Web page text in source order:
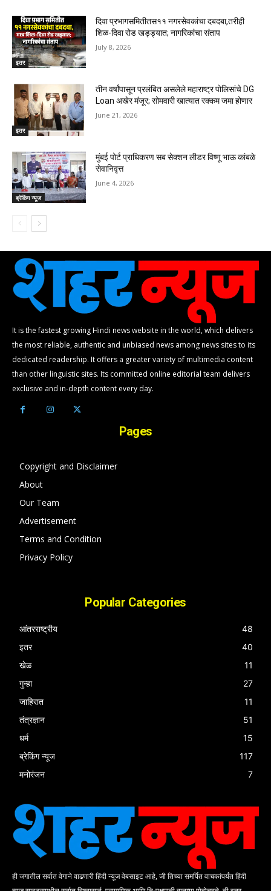
इतर
दिवा प्रभागसमितीतस११ नगरसेवकांचा दबदबा,तरीही
शिळ-दिवा रोड खड्ड्यात; नागरिकांचा संताप
July 8, 2026
इतर
तीन वर्षांपासून प्रलंबित असलेले महाराष्ट्र पोलिसांचे DG
Loan अखेर मंजूर; सोमवारी खात्यात रक्कम जमा होणार
June 21, 2026
ब्रेकिंग न्यूज
मुंबई पोर्ट प्राधिकरण सब सेक्शन लीडर विष्णू भाऊ कांबळे
सेवानिवृत्त
June 4, 2026
It is the fastest growing Hindi news website in the world, which delivers
the most reliable, authentic and unbiased news among news sites to its
dedicated readership. It offers a greater variety of multimedia content
than other linguistic sites. Its committed online editorial team delivers
exclusive and in-depth content every day.
Pages
Copyright and Disclaimer
About
Our Team
Advertisement
Terms and Condition
Privacy Policy
Popular Categories
आंतरराष्ट्रीय
48
इतर
40
खेळ
11
गुन्हा
27
जाहिरात
11
तंत्रज्ञान
51
धर्म
15
ब्रेकिंग न्यूज
117
मनोरंजन
7
ही जगातील सर्वात वेगाने वाढणारी हिंदी न्यूज वेबसाइट आहे, जी तिच्या समर्पित वाचकांपर्यंत हिंदी